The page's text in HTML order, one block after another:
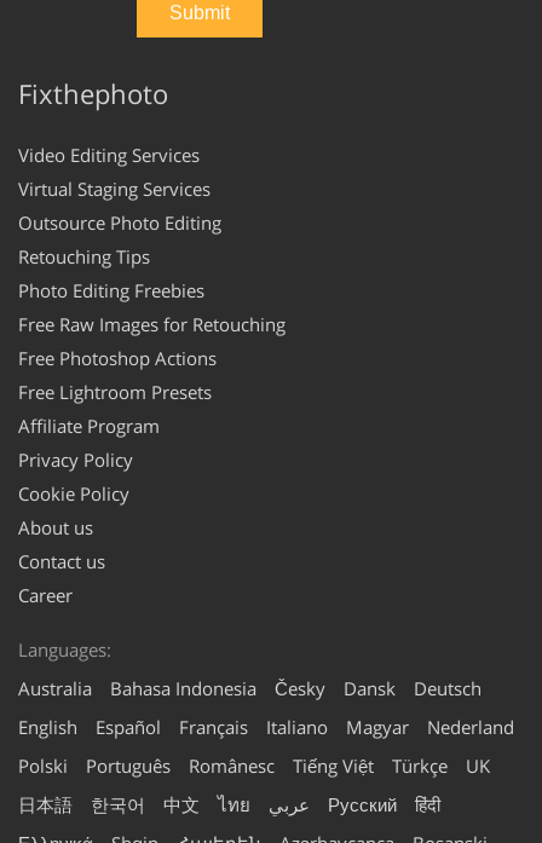
Fixthephoto
Video Editing Services
Virtual Staging Services
Outsource Photo Editing
Retouching Tips
Photo Editing Freebies
Free Raw Images for Retouching
Free Photoshop Actions
Free Lightroom Presets
Affiliate Program
Privacy Policy
Cookie Policy
About us
Contact us
Career
Languages:
Australia
Bahasa Indonesia Česky Dansk
Deutsch
English
Español Français Italiano Magyar
Nederland
Polski
Português Românesc Tiếng Việt Türkçe
UK
日本語
한국어 中文 ไทย عربي Русский
हिंदी